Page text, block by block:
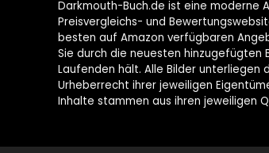
Darkmouth-Buch.de ist eine moderne
Preisvergleichs- und
besten auf Amazon verfügbaren
Sie durch die neuesten hinzugefügten
Laufenden hält. Alle Bilder unterliegen
Urheberrecht ihrer jeweiligen
Inhalte stammen aus ihren jeweiligen